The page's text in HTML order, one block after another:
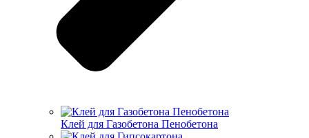
Клей для Газобетона Пенобетона